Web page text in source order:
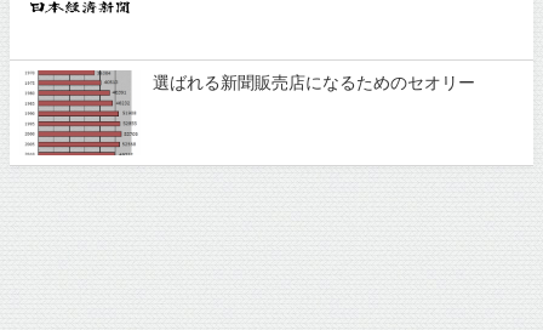
選ばれる新聞販売店になるためのセオリー